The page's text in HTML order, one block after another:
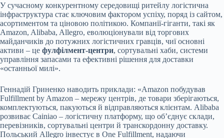
У сучасному конкурентному середовищі ритейлу логістична
інфраструктура стає ключовим фактором успіху, поряд із сайтом,
асортиментом та ціновою політикою. Компанії-гіганти, такі як
Amazon, Alibaba, Allegro, еволюціонували від торгових
майданчиків до потужних логістичних гравців, чиї основні
активи – це фулфілмент-центри, сортувальні хаби, системи
управління запасами та ефективні рішення для доставки
«останньої милі».
Геннадій Гриненко наводить приклади: «Amazon побудував
Fulfillment by Amazon – мережу центрів, де товари зберігаються,
комплектуються, пакуються й відправляються клієнтам. Alibaba
розвиває Cainiao – логістичну платформу, що об’єднує склади,
перевізників, сортувальні центри й транскордонну доставку.
Польський Allegro інвестує в One Fulfillment, надаючи